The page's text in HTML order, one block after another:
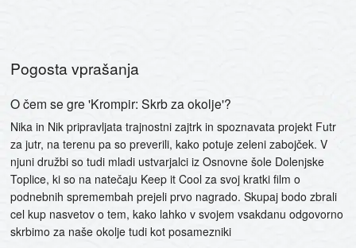
Pogosta vprašanja
O čem se gre 'Krompir: Skrb za okolje'?
Nika in Nik pripravljata trajnostni zajtrk in spoznavata projekt Futr
za jutr, na terenu pa so preverili, kako potuje zeleni zabojček. V
njuni družbi so tudi mladi ustvarjalci iz Osnovne šole Dolenjske
Toplice, ki so na natečaju Keep it Cool za svoj kratki film o
podnebnih spremembah prejeli prvo nagrado. Skupaj bodo zbrali
cel kup nasvetov o tem, kako lahko v svojem vsakdanu odgovorno
skrbimo za naše okolje tudi kot posamezniki